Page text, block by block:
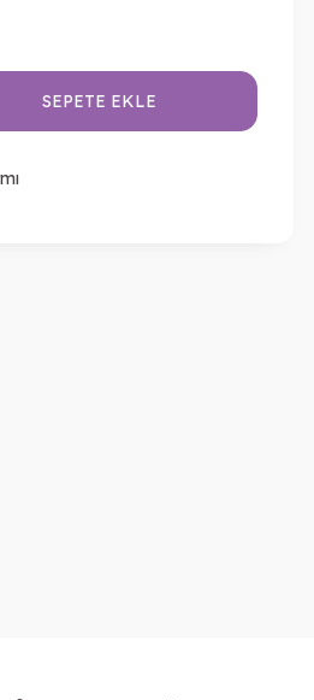
SEPETE EKLE